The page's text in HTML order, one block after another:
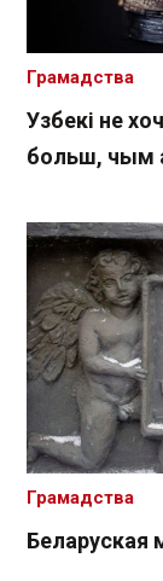
Узбекі не
больш, чым
Грамадства
Беларуская
Грамадства